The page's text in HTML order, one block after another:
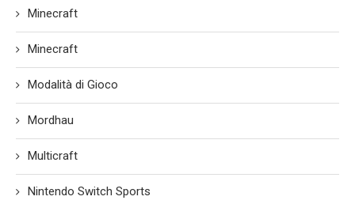
Minecraft
Minecraft
Modalità di Gioco
Mordhau
Multicraft
Nintendo Switch Sports